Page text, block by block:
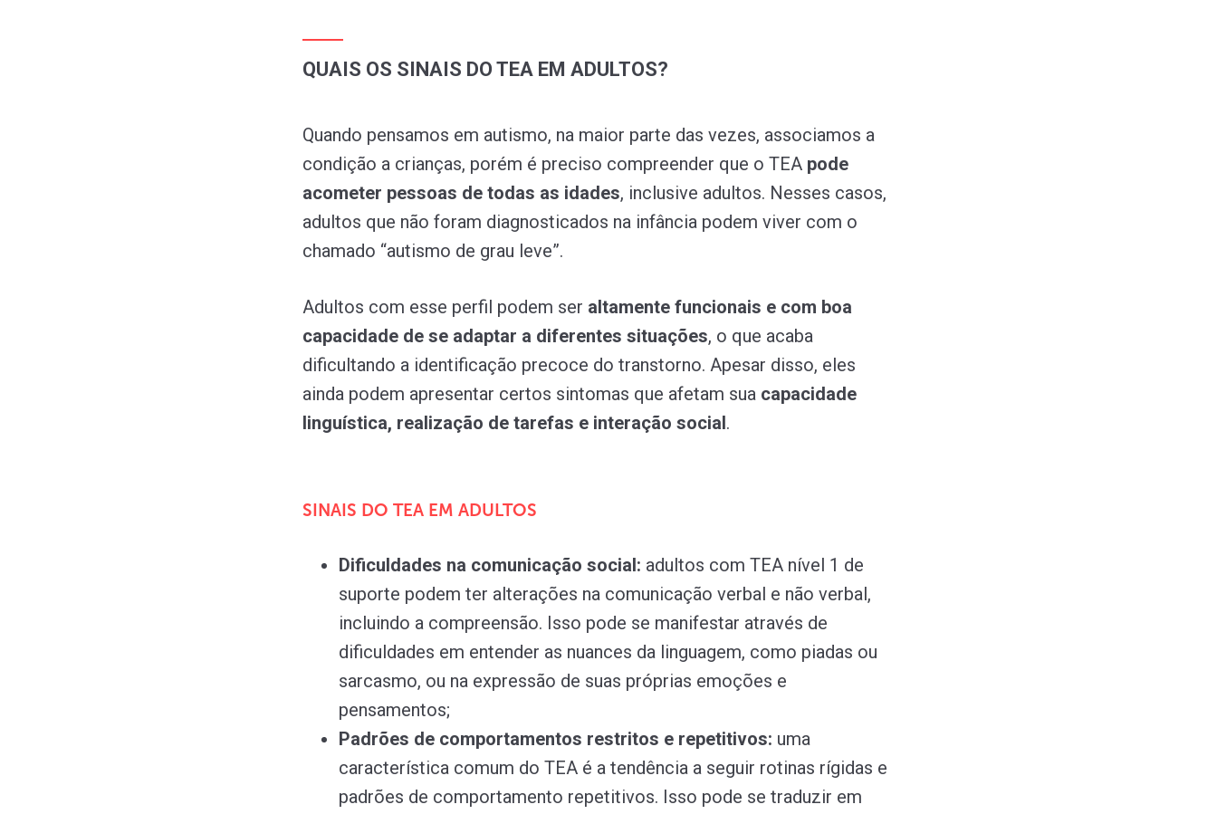
QUAIS OS SINAIS DO TEA EM ADULTOS?
Quando pensamos em autismo, na maior parte das vezes, associamos a
condição a crianças, porém é preciso compreender que o TEA pode
acometer pessoas de todas as idades, inclusive adultos. Nesses casos,
adultos que não foram diagnosticados na infância podem viver com o
chamado “autismo de grau leve”.
Adultos com esse perfil podem ser altamente funcionais e com boa
capacidade de se adaptar a diferentes situações, o que acaba
dificultando a identificação precoce do transtorno. Apesar disso, eles
ainda podem apresentar certos sintomas que afetam sua capacidade
linguística, realização de tarefas e interação social.
SINAIS DO TEA EM ADULTOS
Dificuldades na comunicação social: adultos com TEA nível 1 de
suporte podem ter alterações na comunicação verbal e não verbal,
incluindo a compreensão. Isso pode se manifestar através de
dificuldades em entender as nuances da linguagem, como piadas ou
sarcasmo, ou na expressão de suas próprias emoções e
pensamentos;
Padrões de comportamentos restritos e repetitivos: uma
característica comum do TEA é a tendência a seguir rotinas rígidas e
padrões de comportamento repetitivos. Isso pode se traduzir em